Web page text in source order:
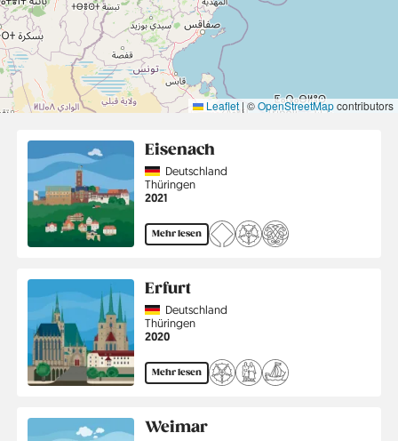
Leaflet | ©OpenStreetMapcontributors
Eisenach
CountryDeutschland
Region
Thüringen
Jahr
2021
Mehr lesen
Erfurt
CountryDeutschland
Region
Thüringen
Jahr
2020
Mehr lesen
Weimar